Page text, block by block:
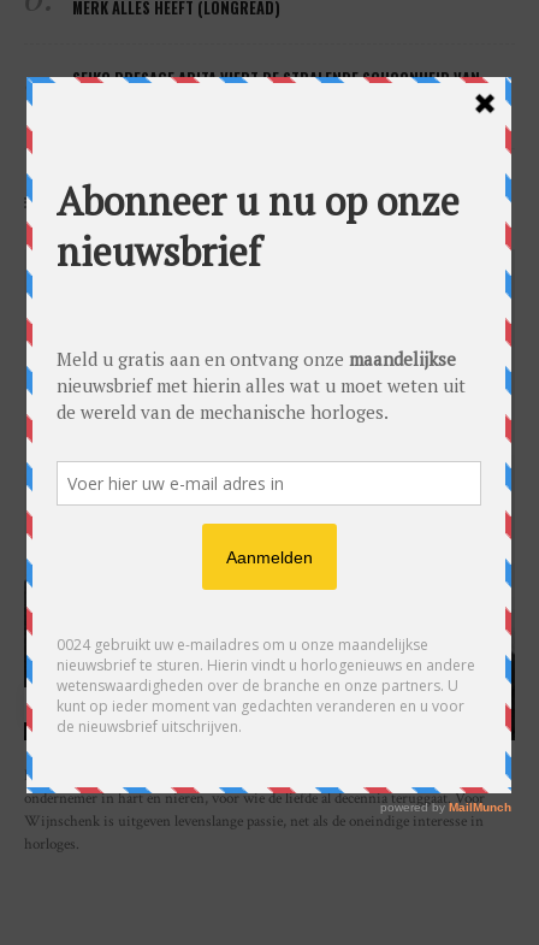
MERK ÁLLES HEEFT (LONGREAD)
7.
SEIKO PRESAGE ARITA VIERT DE STRALENDE SCHOONHEID VAN
VOOR DE LIEFHEBBER
HARRY H.R. WIJNSCHENK
Hoofdredacteur en uitgever van 0024 Horloges. Een horlogeliefhebber en
ondernemer in hart en nieren, voor wie de liefde al decennia teruggaat. Voor
Wijnschenk is uitgeven levenslange passie, net als de oneindige interesse in
horloges.